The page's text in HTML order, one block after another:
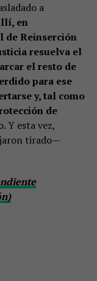
a
en
de Reinserción
resuelva el
el resto de
para ese
y, tal como
de
Y esta vez,
tirado—